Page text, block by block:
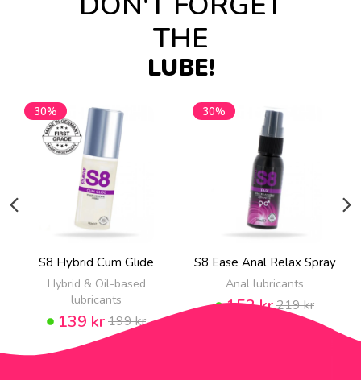
THE
LUBE!
30%
S8 Hybrid Cum Glide
Hybrid & Oil-based
lubricants
139 kr199 kr
30%
S8 Ease Anal Relax Spray
Anal lubricants
153 kr219 kr